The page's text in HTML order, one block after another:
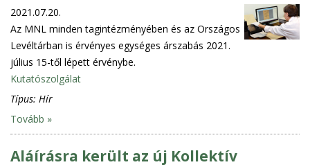
2021.07.20.
Az MNL minden tagintézményében és az Országos
Levéltárban is érvényes egységes árszabás 2021.
július 15-től lépett érvénybe.
Kutatószolgálat
Típus: Hír
Tovább »
Aláírásra került az új Kollektív